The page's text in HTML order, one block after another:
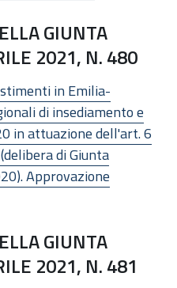
GIUNTA
2021, N. 480
in Emilia-
di insediamento e
in attuazione dell'art. 6
di Giunta
Approvazione
GIUNTA
2021, N. 481